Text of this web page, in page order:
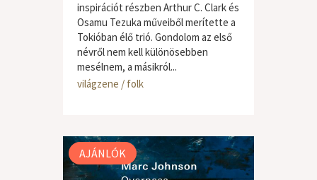
inspirációt részben Arthur C. Clark és
Osamu Tezuka műveiből merítette a
Tokióban élő trió. Gondolom az első
névről nem kell különösebben
mesélnem, a másikról...
világzene / folk
AJÁNLÓK